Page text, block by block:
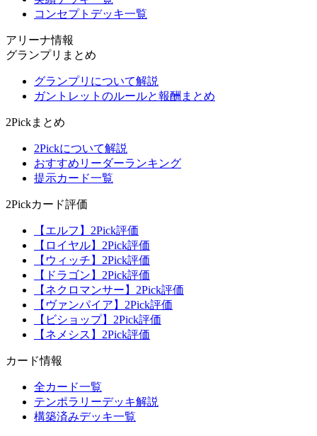
コンセプトデッキ一覧
アリーナ情報
グランプリまとめ
グランプリについて解説
ガントレットのルールと報酬まとめ
2Pickまとめ
2Pickについて解説
おすすめリーダーランキング
提示カード一覧
2Pickカード評価
【エルフ】2Pick評価
【ロイヤル】2Pick評価
【ウィッチ】2Pick評価
【ドラゴン】2Pick評価
【ネクロマンサー】2Pick評価
【ヴァンパイア】2Pick評価
【ビショップ】2Pick評価
【ネメシス】2Pick評価
カード情報
全カード一覧
テンポラリーデッキ解説
構築済みデッキ一覧